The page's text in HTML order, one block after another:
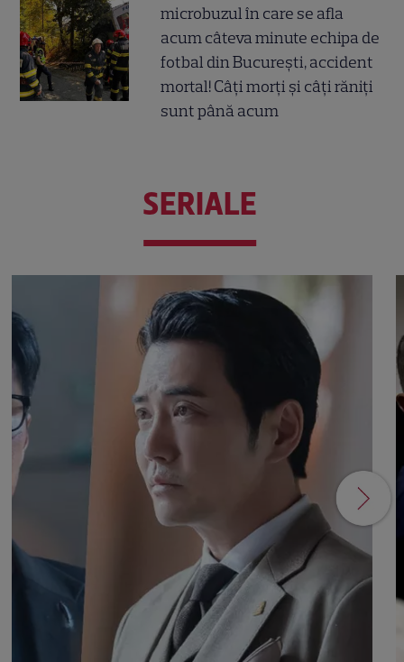
microbuzul în care se afla
acum câteva minute echipa de
fotbal din București, accident
mortal! Câți morți și câți răniți
sunt până acum
SERIALE